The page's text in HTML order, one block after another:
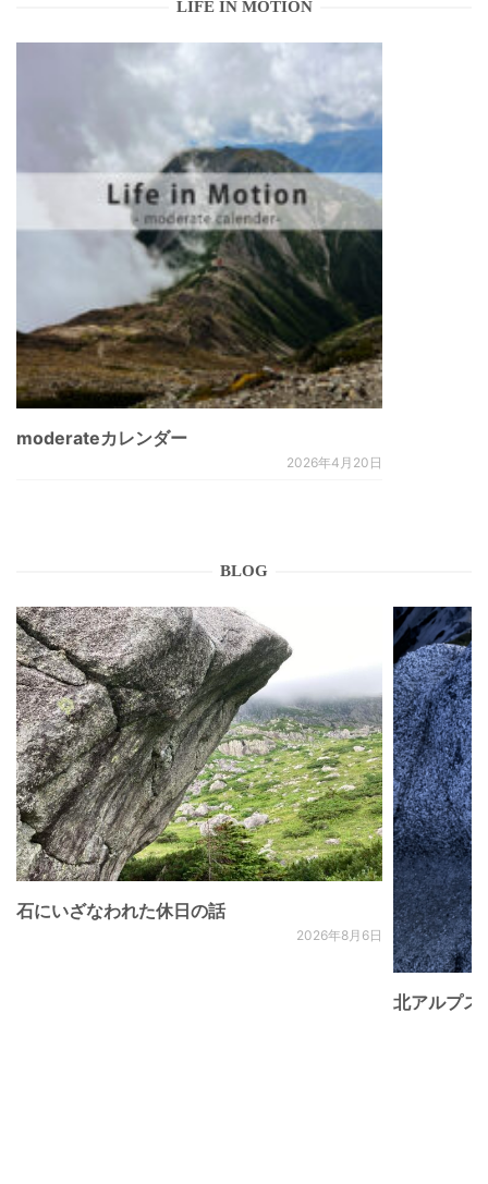
LIFE IN MOTION
moderateカレンダー
2026年4月20日
BLOG
石にいざなわれた休日の話
2026年8月6日
北アルプ